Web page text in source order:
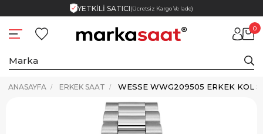
YETKİLİ SATICI(Ücretsiz Kargo Ve İade)
0
ANASAYFA ERKEK SAAT WESSE WWG209505 ERKEK KOL